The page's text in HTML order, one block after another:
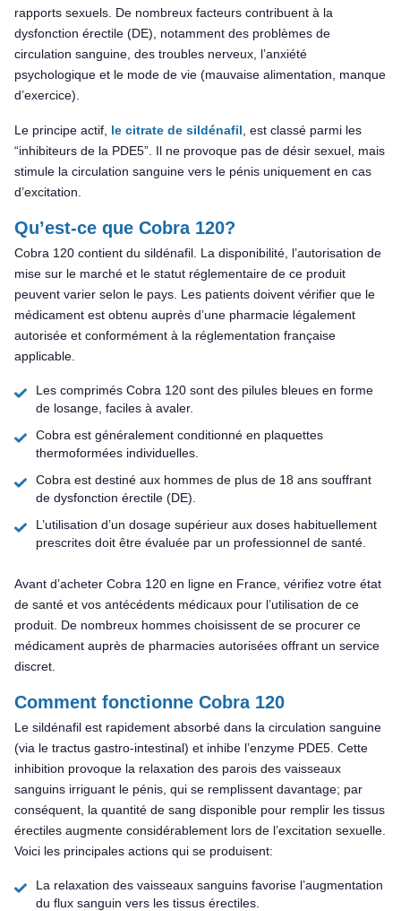
rapports sexuels. De nombreux facteurs contribuent à la
dysfonction érectile (DE), notamment des problèmes de
circulation sanguine, des troubles nerveux, l’anxiété
psychologique et le mode de vie (mauvaise alimentation, manque
d’exercice).
Le principe actif, le citrate de sildénafil , est classé parmi les
“inhibiteurs de la PDE5”. Il ne provoque pas de désir sexuel, mais
stimule la circulation sanguine vers le pénis uniquement en cas
d’excitation.
Qu’est-ce que Cobra 120?
Cobra 120 contient du sildénafil. La disponibilité, l’autorisation de
mise sur le marché et le statut réglementaire de ce produit
peuvent varier selon le pays. Les patients doivent vérifier que le
médicament est obtenu auprès d’une pharmacie légalement
autorisée et conformément à la réglementation française
applicable.
Les comprimés Cobra 120 sont des pilules bleues en forme
de losange, faciles à avaler.
Cobra est généralement conditionné en plaquettes
thermoformées individuelles.
Cobra est destiné aux hommes de plus de 18 ans souffrant
de dysfonction érectile (DE).
L’utilisation d’un dosage supérieur aux doses habituellement
prescrites doit être évaluée par un professionnel de santé.
Avant d’acheter Cobra 120 en ligne en France, vérifiez votre état
de santé et vos antécédents médicaux pour l’utilisation de ce
produit. De nombreux hommes choisissent de se procurer ce
médicament auprès de pharmacies autorisées offrant un service
discret.
Comment fonctionne Cobra 120
Le sildénafil est rapidement absorbé dans la circulation sanguine
(via le tractus gastro-intestinal) et inhibe l’enzyme PDE5. Cette
inhibition provoque la relaxation des parois des vaisseaux
sanguins irriguant le pénis, qui se remplissent davantage; par
conséquent, la quantité de sang disponible pour remplir les tissus
érectiles augmente considérablement lors de l’excitation sexuelle.
Voici les principales actions qui se produisent:
La relaxation des vaisseaux sanguins favorise l’augmentation
du flux sanguin vers les tissus érectiles.